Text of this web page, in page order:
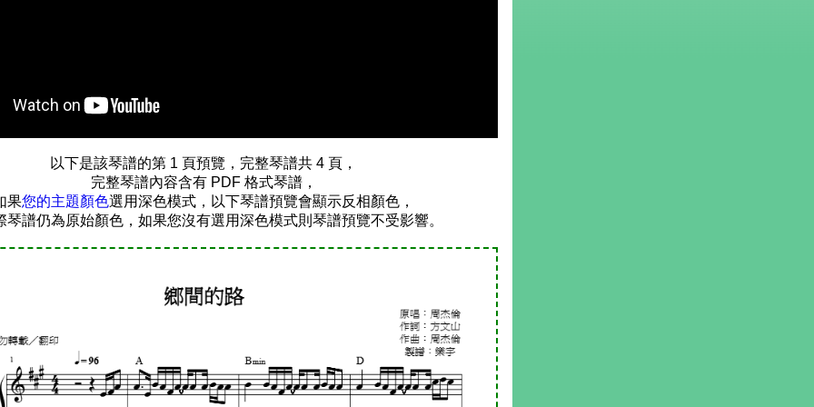
以下是該琴譜的第 1 頁預覽，完整琴譜共 4 頁，
完整琴譜內容含有 PDF 格式琴譜，
果您的主題顏色選用深色模式，以下琴譜預覽會顯示反相顏色，
琴譜仍為原始顏色，如果您沒有選用深色模式則琴譜預覽不受影響。